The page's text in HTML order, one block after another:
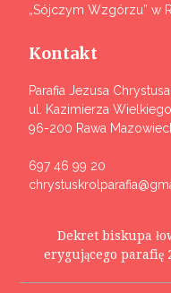
„Sójczym Wzgórzu” w
Kontakt
Parafia Jezusa
ul. Kazimierza
96-200 Rawa
697 46 99 20
Dekret biskupa
erygującego parafię